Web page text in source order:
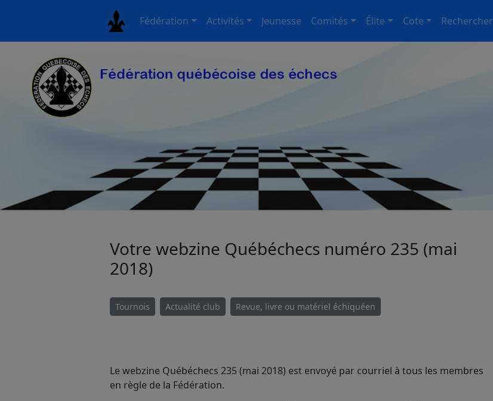
Fédération Activités Jeunesse Comités Élite Cote Rechercher
Votre webzine Québéchecs numéro 235 (mai
2018)
Tournois Actualité club Revue, livre ou matériel échiquéen
Le webzine Québéchecs 235 (mai 2018) est envoyé par courriel à tous les membres
en règle de la Fédération.